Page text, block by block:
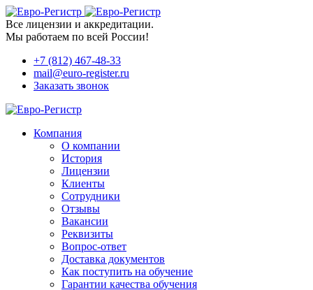
Все лицензии и аккредитации.
Мы работаем по всей России!
+7 (812) 467-48-33
mail@euro-register.ru
Заказать звонок
Компания
О компании
История
Лицензии
Клиенты
Сотрудники
Отзывы
Вакансии
Реквизиты
Вопрос-ответ
Доставка документов
Как поступить на обучение
Гарантии качества обучения